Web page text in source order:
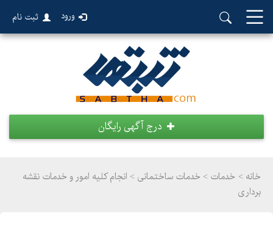
ورود ثبت نام
درج آگهی رایگان
خانه > خدمات > خدمات ساختمانی > انجام کلیه امور و خدمات نقشه
برداری